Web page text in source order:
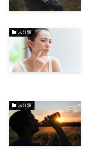
未分類
未分類